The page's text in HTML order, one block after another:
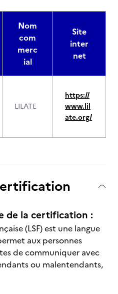
Nom
com
merc
ial
Site
inter
net
LILATE
https://
www.lil
ate.org/
de la certification :
(LSF) est une langue
aux personnes
de communiquer avec
ou malentendants,